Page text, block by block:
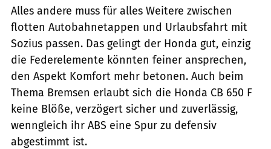
Alles andere muss für alles Weitere zwischen
flotten Autobahnetappen und Urlaubsfahrt mit
Sozius passen. Das gelingt der Honda gut, einzig
die Federelemente könnten feiner ansprechen,
den Aspekt Komfort mehr betonen. Auch beim
Thema Bremsen erlaubt sich die Honda CB 650 F
keine Blöße, verzögert sicher und zuverlässig,
wenngleich ihr ABS eine Spur zu defensiv
abgestimmt ist.